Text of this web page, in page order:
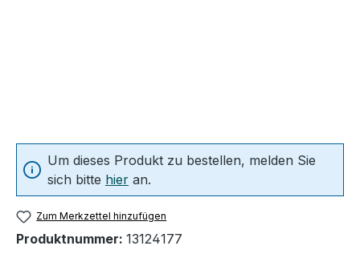
Um dieses Produkt zu bestellen, melden Sie
sich bitte hier an.
Zum Merkzettel hinzufügen
Produktnummer: 13124177